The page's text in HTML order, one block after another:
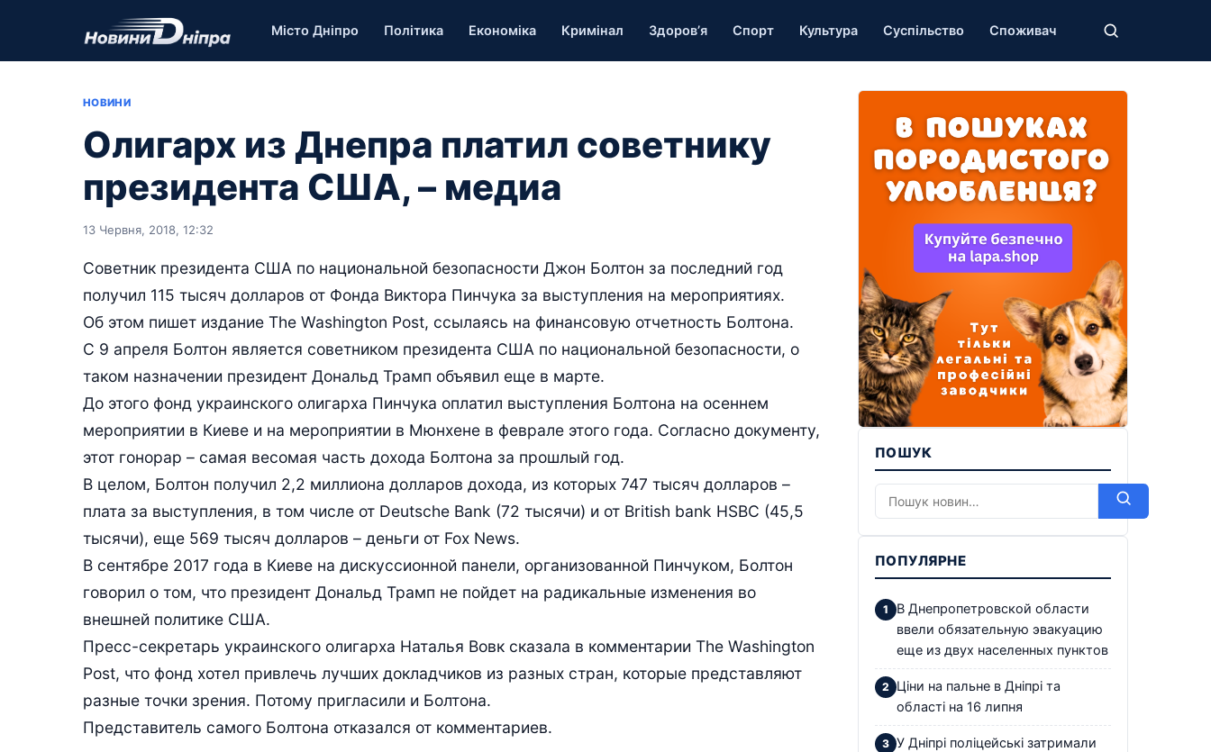
Місто Дніпро Політика Економіка Кримінал Здоров’я Спорт Культура Суспільство Споживач
НОВИНИ
Олигарх из Днепра платил советнику
президента США, – медиа
13 Червня, 2018, 12:32
Советник президента США по национальной безопасности Джон Болтон за последний год
получил 115 тысяч долларов от Фонда Виктора Пинчука за выступления на мероприятиях.
Об этом пишет издание The Washington Post, ссылаясь на финансовую отчетность Болтона.
С 9 апреля Болтон является советником президента США по национальной безопасности, о
таком назначении президент Дональд Трамп объявил еще в марте.
До этого фонд украинского олигарха Пинчука оплатил выступления Болтона на осеннем
мероприятии в Киеве и на мероприятии в Мюнхене в феврале этого года. Согласно документу,
этот гонорар – самая весомая часть дохода Болтона за прошлый год.
В целом, Болтон получил 2,2 миллиона долларов дохода, из которых 747 тысяч долларов –
плата за выступления, в том числе от Deutsche Bank (72 тысячи) и от British bank HSBC (45,5
тысячи), еще 569 тысяч долларов – деньги от Fox News.
В сентябре 2017 года в Киеве на дискуссионной панели, организованной Пинчуком, Болтон
говорил о том, что президент Дональд Трамп не пойдет на радикальные изменения во
внешней политике США.
Пресс-секретарь украинского олигарха Наталья Вовк сказала в комментарии The Washington
Post, что фонд хотел привлечь лучших докладчиков из разных стран, которые представляют
разные точки зрения. Потому пригласили и Болтона.
Представитель самого Болтона отказался от комментариев.
ПОШУК
ПОПУЛЯРНЕ
В Днепропетровской области
ввели обязательную эвакуацию
еще из двух населенных пунктов
Ціни на пальне в Дніпрі та
області на 16 липня
У Дніпрі поліцейські затримали